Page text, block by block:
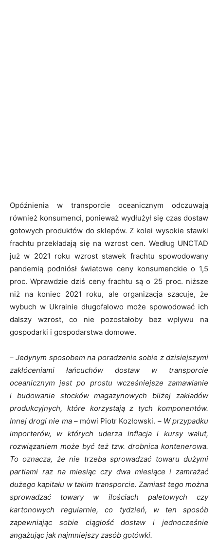
Opóźnienia w transporcie oceanicznym odczuwają
również konsumenci, ponieważ wydłużył się czas dostaw
gotowych produktów do sklepów. Z kolei wysokie stawki
frachtu przekładają się na wzrost cen. Według UNCTAD
już w 2021 roku wzrost stawek frachtu spowodowany
pandemią podniósł światowe ceny konsumenckie o 1,5
proc. Wprawdzie dziś ceny frachtu są o 25 proc. niższe
niż na koniec 2021 roku, ale organizacja szacuje, że
wybuch w Ukrainie długofalowo może spowodować ich
dalszy wzrost, co nie pozostałoby bez wpływu na
gospodarki i gospodarstwa domowe.
– Jedynym sposobem na poradzenie sobie z dzisiejszymi
zakłóceniami łańcuchów dostaw w transporcie
oceanicznym jest po prostu wcześniejsze zamawianie
i budowanie stocków magazynowych bliżej zakładów
produkcyjnych, które korzystają z tych komponentów.
Innej drogi nie ma –mówi Piotr Kozłowski. – W przypadku
importerów, w których uderza inflacja i kursy walut,
rozwiązaniem może być też tzw. drobnica kontenerowa.
To oznacza, że nie trzeba sprowadzać towaru dużymi
partiami raz na miesiąc czy dwa miesiące i zamrażać
dużego kapitału w takim transporcie. Zamiast tego można
sprowadzać towary w ilościach paletowych czy
kartonowych regularnie, co tydzień, w ten sposób
zapewniając sobie ciągłość dostaw i jednocześnie
angażując jak najmniejszy zasób gotówki.